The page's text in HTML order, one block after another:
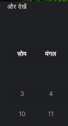
और देखें
सोम मंगल
3 4
10 11